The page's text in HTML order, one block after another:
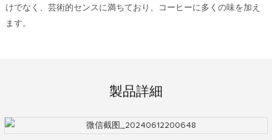
けでなく、芸術的センスに満ちており、コーヒーに多くの味を加え
ます。
製品詳細